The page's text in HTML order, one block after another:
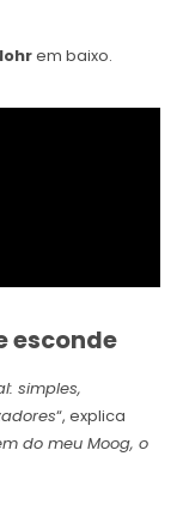
em baixo.
esconde
simples,
“, explica
do meu Moog, o